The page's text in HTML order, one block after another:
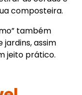
composteira.
também
assim
jeito prático.